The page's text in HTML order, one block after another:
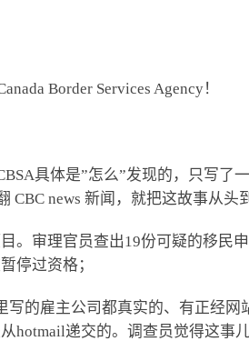
Border Services Agency！
具体是”怎么”发现的，只写了
news 新闻，就把这故事从头
。审理官员查出19份可疑的移民
停过资格；
写的雇主公司都真实的、有正经
hotmail递交的。调查员觉得这事儿